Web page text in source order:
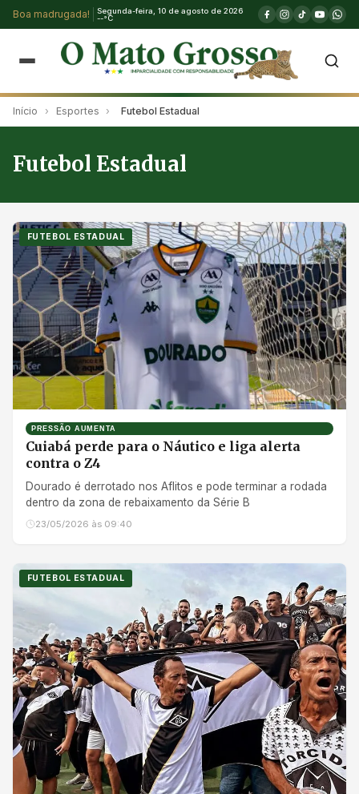
Boa madrugada!
Segunda-feira, 10 de agosto de 2026
--°C
Início › Esportes › Futebol Estadual
Futebol Estadual
FUTEBOL ESTADUAL
PRESSÃO AUMENTA
Cuiabá perde para o Náutico e liga alerta
contra o Z4
Dourado é derrotado nos Aflitos e pode terminar a rodada
dentro da zona de rebaixamento da Série B
23/05/2026 às 09:40
FUTEBOL ESTADUAL